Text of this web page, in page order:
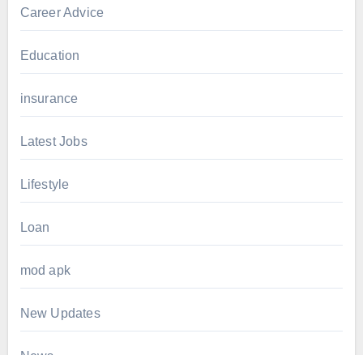
Career Advice
Education
insurance
Latest Jobs
Lifestyle
Loan
mod apk
New Updates